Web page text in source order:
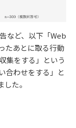
など、以下「Web
たあとに取る行動
集をする」という
合わせをする」と
た。